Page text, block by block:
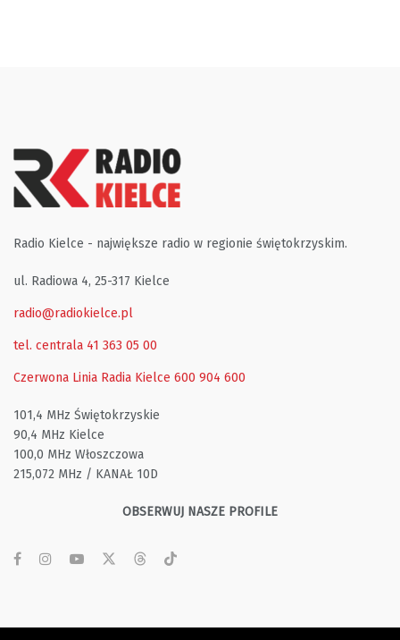
Radio Kielce - największe radio w regionie świętokrzyskim.
ul. Radiowa 4, 25-317 Kielce
radio@radiokielce.pl
tel. centrala 41 363 05 00
Czerwona Linia Radia Kielce 600 904 600
101,4 MHz Świętokrzyskie
90,4 MHz Kielce
100,0 MHz Włoszczowa
215,072 MHz / KANAŁ 10D
OBSERWUJ NASZE PROFILE